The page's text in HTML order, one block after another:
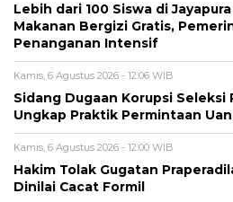
Lebih dari 100 Siswa di
Makanan Bergizi Gratis,
Penanganan Intensif
Kamis, 6 Agustus 2026 - 12:06 WIB
Sidang Dugaan Korupsi
Ungkap Praktik Permintaan
Kamis, 6 Agustus 2026 - 12:00 WIB
Hakim Tolak Gugatan
Dinilai Cacat Formil